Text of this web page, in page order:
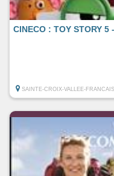
CINECO : TOY STORY
SAINTE-CROIX-VALLEE-